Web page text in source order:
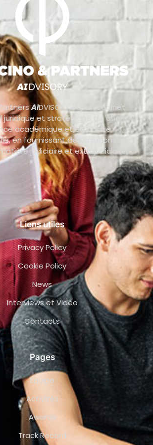
AIDVISORY est un cabinet
juridique et stratégique qui allie
académique et efficacité
en fournissant des solutions sur
judiciaire et extrajudiciaire.
Liens utiles
Privacy Policy
Cookie Policy
News
Interviews et Vidéo
Contacts
Pages
Équipe
Activités
Awards
Track Record